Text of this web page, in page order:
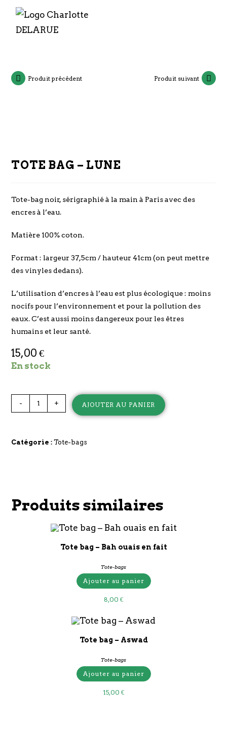
Produit précédent Produit suivant
TOTE BAG – LUNE
Tote-bag noir, sérigraphié à la main à Paris avec des
encres à l’eau.
Matière 100% coton.
Format : largeur 37,5cm / hauteur 41cm (on peut mettre
des vinyles dedans).
L’utilisation d’encres à l’eau est plus écologique : moins
nocifs pour l’environnement et pour la pollution des
eaux. C’est aussi moins dangereux pour les êtres
humains et leur santé.
15,00€
En stock
- + AJOUTER AU PANIER
Catégorie :Tote-bags
Produits similaires
Tote bag – Bah ouais en fait
Tote-bags
Ajouter au panier
8,00 €
Tote bag – Aswad
Tote-bags
Ajouter au panier
15,00 €